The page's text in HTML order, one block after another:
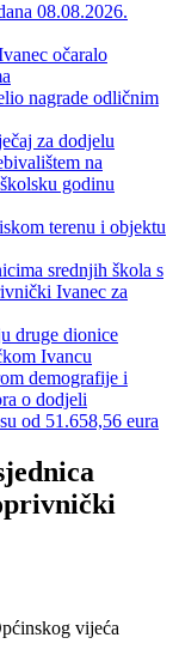
08.08.2026.
očaralo
nagrade odličnim
za dodjelu
na
godinu
terenu i objektu
srednjih škola s
Ivanec za
druge dionice
Ivancu
demografije i
o dodjeli
od 51.658,56 eura